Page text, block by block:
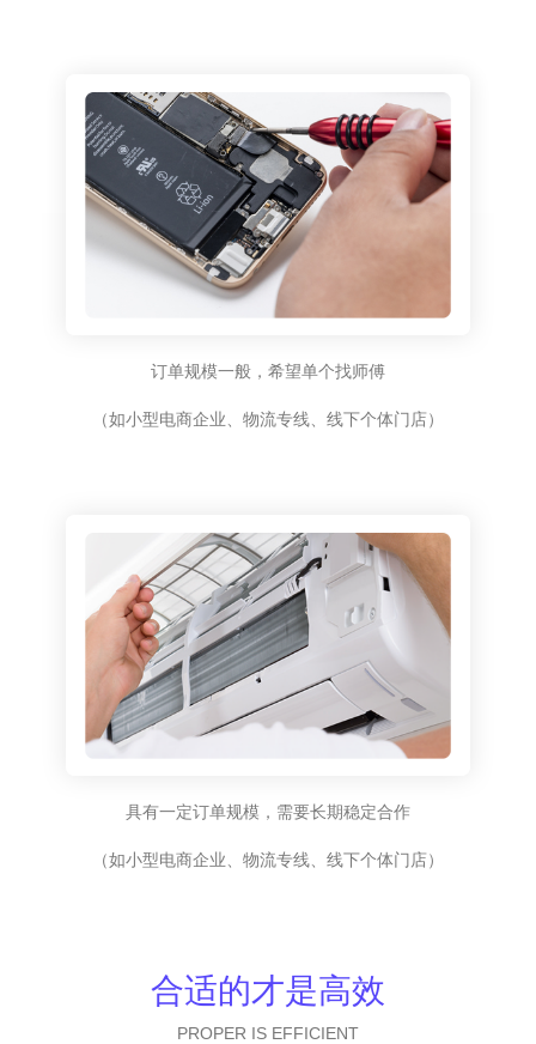
订单规模一般，希望单个找师傅
（如小型电商企业、物流专线、线下个体门店）
具有一定订单规模，需要长期稳定合作
（如小型电商企业、物流专线、线下个体门店）
合适的才是高效
PROPER IS EFFICIENT